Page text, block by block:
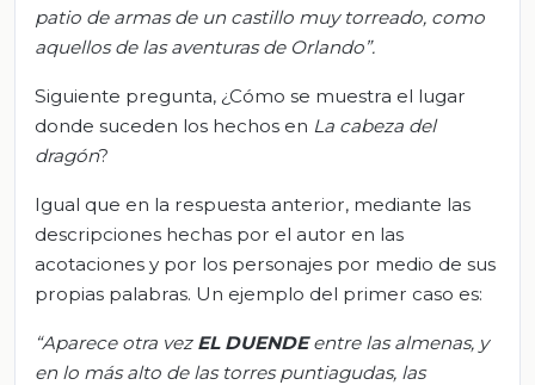
patio de armas de un castillo muy torreado, como
aquellos de las aventuras de Orlando”.
Siguiente pregunta, ¿Cómo se muestra el lugar
donde suceden los hechos en La cabeza del
dragón?
Igual que en la respuesta anterior, mediante las
descripciones hechas por el autor en las
acotaciones y por los personajes por medio de sus
propias palabras. Un ejemplo del primer caso es:
“Aparece otra vez EL DUENDEentre las almenas, y
en lo más alto de las torres puntiagudas, las